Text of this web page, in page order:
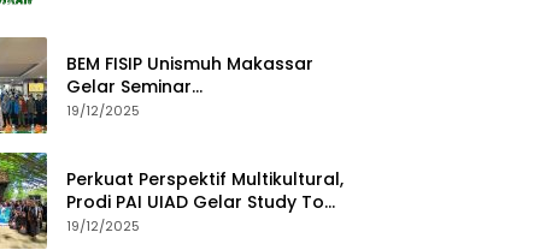
BEM FISIP Unismuh Makassar
Gelar Seminar
Keperempuanan, Bahas
19/12/2025
Perkuat Perspektif Multikultural,
Prodi PAI UIAD Gelar Study Tour
ke Kajang
19/12/2025